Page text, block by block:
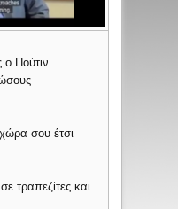
Πούτιν
σου έτσι
τραπεζίτες και